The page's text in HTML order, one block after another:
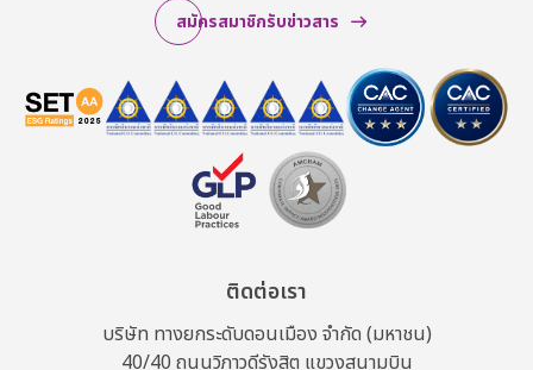
สมัครสมาชิกรับข่าวสาร
ติดต่อเรา
บริษัท ทางยกระดับดอนเมือง จำกัด (มหาชน)
40/40 ถนนวิภาวดีรังสิต แขวงสนามบิน